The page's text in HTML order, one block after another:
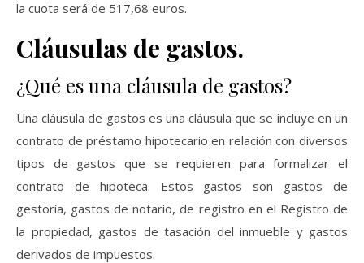
la cuota será de 517,68 euros.
Cláusulas de gastos.
¿Qué es una cláusula de gastos?
Una cláusula de gastos es una cláusula que se incluye en un
contrato de préstamo hipotecario en relación con diversos
tipos de gastos que se requieren para formalizar el
contrato de hipoteca. Estos gastos son gastos de
gestoría, gastos de notario, de registro en el Registro de
la propiedad, gastos de tasación del inmueble y gastos
derivados de impuestos.